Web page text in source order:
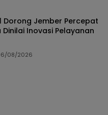
Dorong Jember Percepat
Dinilai Inovasi Pelayanan
08/2026